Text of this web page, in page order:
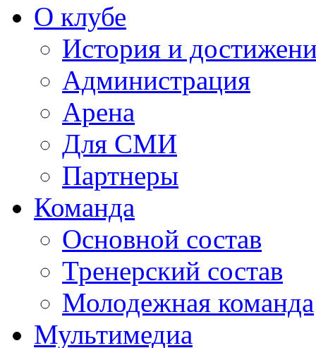
О клубе
История и
Администрация
Арена
Для СМИ
Партнеры
Команда
Основной состав
Тренерский состав
Молодежная команда
Мультимедиа